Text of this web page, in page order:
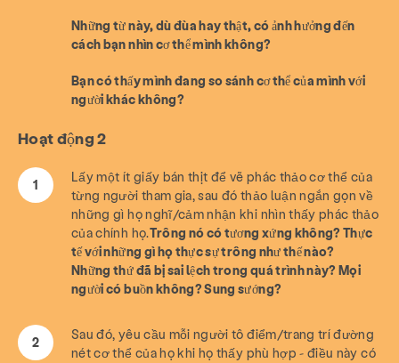
Những từ này, dù đùa hay thật, có ảnh hưởng đến
cách bạn nhìn cơ thể mình không?
Bạn có thấy mình đang so sánh cơ thể của mình với
người khác không?
Hoạt động 2
Lấy một ít giấy bán thịt để vẽ phác thảo cơ thể của
từng người tham gia, sau đó thảo luận ngắn gọn về
những gì họ nghĩ/cảm nhận khi nhìn thấy phác thảo
của chính họ.Trông nó có tương xứng không? Thực
tế với những gì họ thực sự trông như thế nào?
Những thứ đã bị sai lệch trong quá trình này? Mọi
người có buồn không? Sung sướng?
Sau đó, yêu cầu mỗi người tô điểm/trang trí đường
nét cơ thể của họ khi họ thấy phù hợp - điều này có